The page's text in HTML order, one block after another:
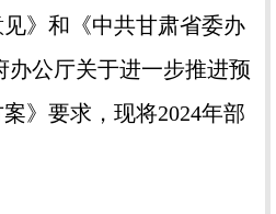
》和《中共甘肃省委办
办公厅关于进一步推进预
》要求，现将2024年部